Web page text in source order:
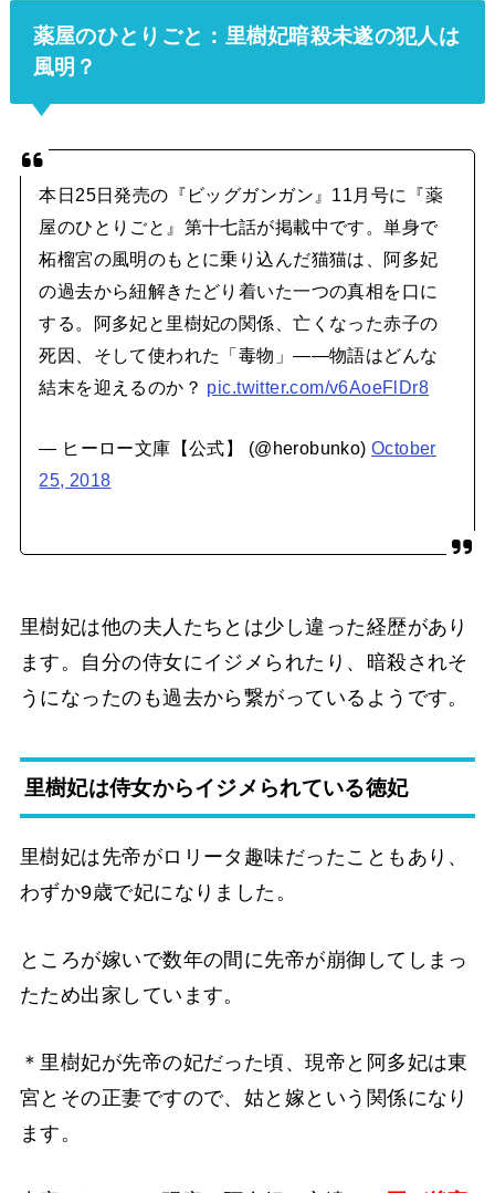
薬屋のひとりごと：里樹妃暗殺未遂の犯人は
風明？
本日25日発売の『ビッグガンガン』11月号に『薬
屋のひとりごと』第十七話が掲載中です。単身で
柘榴宮の風明のもとに乗り込んだ猫猫は、阿多妃
の過去から紐解きたどり着いた一つの真相を口に
する。阿多妃と里樹妃の関係、亡くなった赤子の
死因、そして使われた「毒物」――物語はどんな
結末を迎えるのか？ pic.twitter.com/v6AoeFlDr8
— ヒーロー文庫【公式】 (@herobunko) October
25, 2018
里樹妃は他の夫人たちとは少し違った経歴があり
ます。自分の侍女にイジメられたり、暗殺されそ
うになったのも過去から繋がっているようです。
里樹妃は侍女からイジメられている徳妃
里樹妃は先帝がロリータ趣味だったこともあり、
わずか9歳で妃になりました。
ところが嫁いで数年の間に先帝が崩御してしまっ
たため出家しています。
＊里樹妃が先帝の妃だった頃、現帝と阿多妃は東
宮とその正妻ですので、姑と嫁という関係になり
ます。